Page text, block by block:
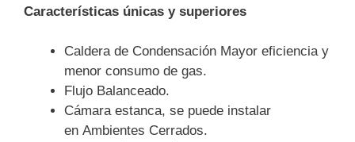
Características únicas y superiores
Caldera de Condensación Mayor eficiencia y
menor consumo de gas.
Flujo Balanceado.
Cámara estanca, se puede instalar
en Ambientes Cerrados.